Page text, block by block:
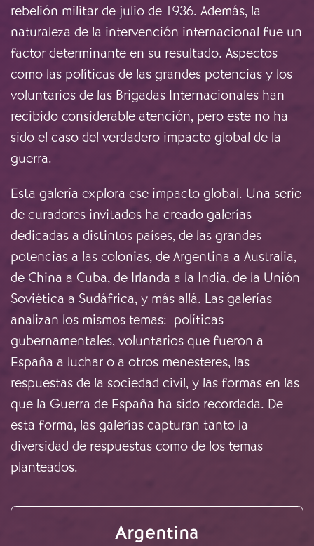
rebelión militar de julio de 1936. Además, la
naturaleza de la intervención internacional fue un
factor determinante en su resultado. Aspectos
como las políticas de las grandes potencias y los
voluntarios de las Brigadas Internacionales han
recibido considerable atención, pero este no ha
sido el caso del verdadero impacto global de la
guerra.
Esta galería explora ese impacto global. Una serie
de curadores invitados ha creado galerías
dedicadas a distintos países, de las grandes
potencias a las colonias, de Argentina a Australia,
de China a Cuba, de Irlanda a la India, de la Unión
Soviética a Sudáfrica, y más allá. Las galerías
analizan los mismos temas: políticas
gubernamentales, voluntarios que fueron a
España a luchar o a otros menesteres, las
respuestas de la sociedad civil, y las formas en las
que la Guerra de España ha sido recordada. De
esta forma, las galerías capturan tanto la
diversidad de respuestas como de los temas
planteados.
Argentina